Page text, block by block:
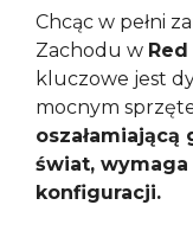
Chcąc w pełni
Zachodu w
kluczowe jest
mocnym
świat,
konfiguracji.